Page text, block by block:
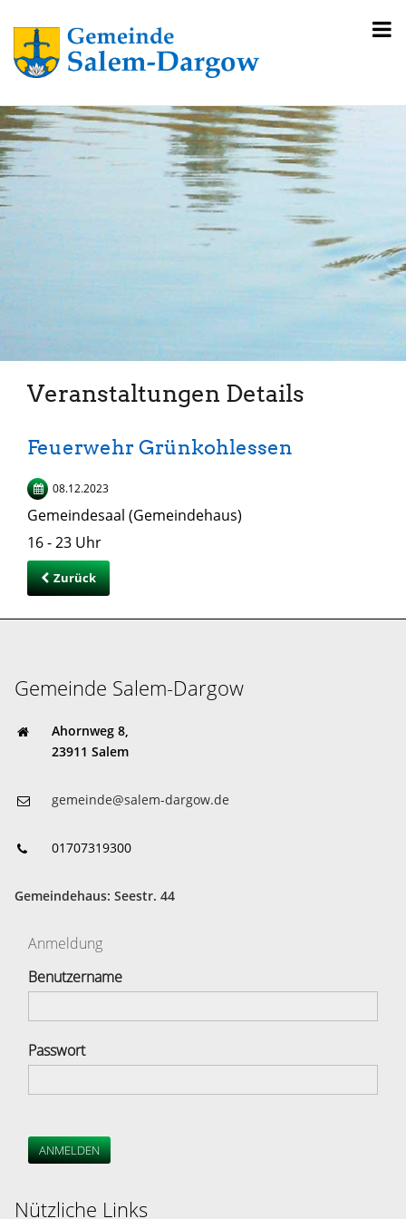
Veranstaltungen Details
Feuerwehr Grünkohlessen
08.12.2023
Gemeindesaal (Gemeindehaus)
16 - 23 Uhr
Zurück
Gemeinde Salem-Dargow
Ahornweg 8,
23911 Salem
gemeinde@salem-dargow.de
01707319300
Gemeindehaus: Seestr. 44
Anmeldung
Benutzername
Passwort
ANMELDEN
Nützliche Links